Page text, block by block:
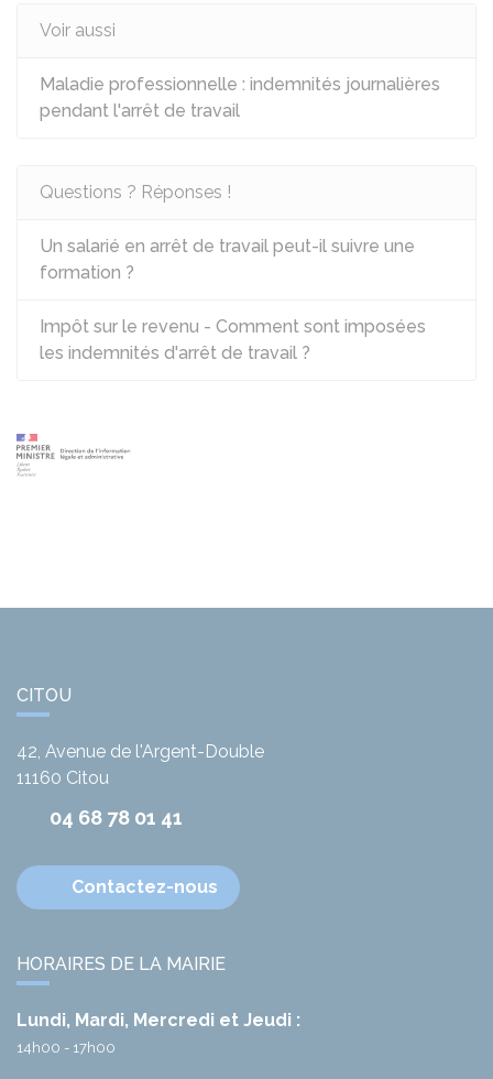
Voir aussi
Maladie professionnelle : indemnités journalières
pendant l'arrêt de travail
Questions ? Réponses !
Un salarié en arrêt de travail peut-il suivre une
formation ?
Impôt sur le revenu - Comment sont imposées
les indemnités d'arrêt de travail ?
CITOU
42, Avenue de l'Argent-Double
11160 Citou
04 68 78 01 41
Contactez-nous
HORAIRES DE LA MAIRIE
Lundi, Mardi, Mercredi et Jeudi :
14h00 - 17h00